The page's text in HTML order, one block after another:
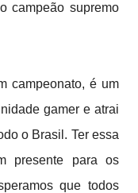
campeão supremo
campeonato, é um
gamer e atrai
o Brasil. Ter essa
presente para os
que todos